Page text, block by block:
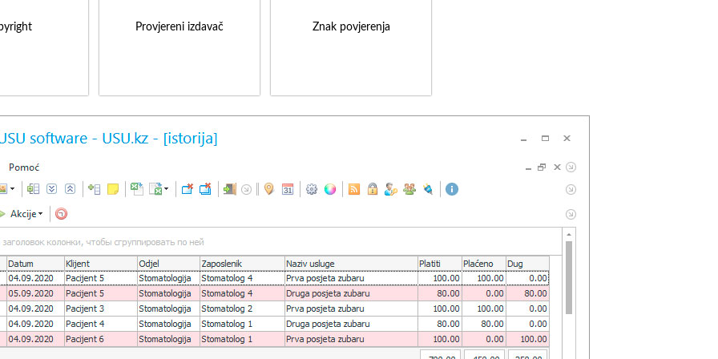
Provjereni izdavač Znak povjerenja